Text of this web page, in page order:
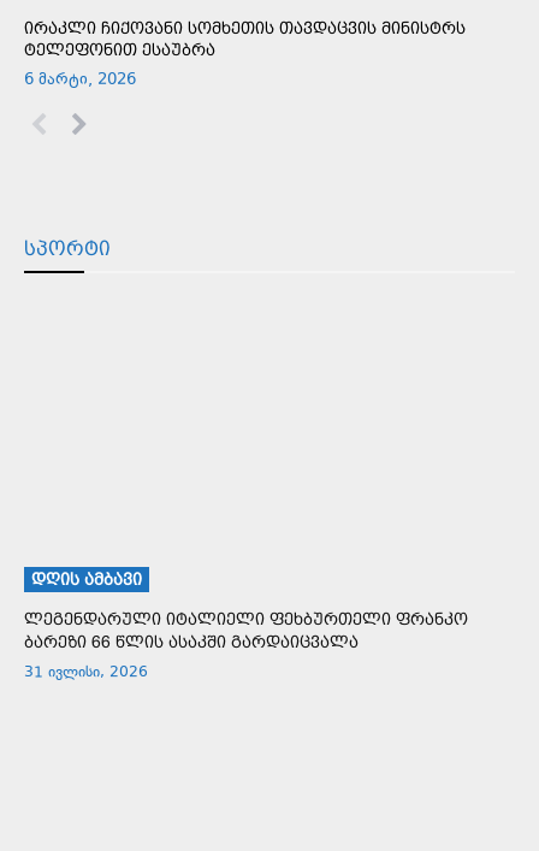
ᲘᲠᲐᲙᲚᲘ ᲩᲘᲥᲝᲕᲐᲜᲘ ᲡᲝᲛᲮᲔᲗᲘᲡ ᲗᲐᲕᲓᲐᲪᲕᲘᲡ ᲛᲘᲜᲘᲡᲢᲠᲡ
ᲢᲔᲚᲔᲤᲝᲜᲘᲗ ᲔᲡᲐᲣᲑᲠᲐ
6 მარტი, 2026
ᲡᲞᲝᲠᲢᲘ
ᲓᲦᲘᲡ ᲐᲛᲑᲐᲕᲘ
ლეგენდარული იტალიელი ფეხბურთელი ფრანკო
ბარეზი 66 წლის ასაკში გარდაიცვალა
31 ივლისი, 2026